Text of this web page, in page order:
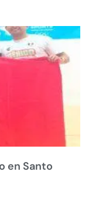
en Santo